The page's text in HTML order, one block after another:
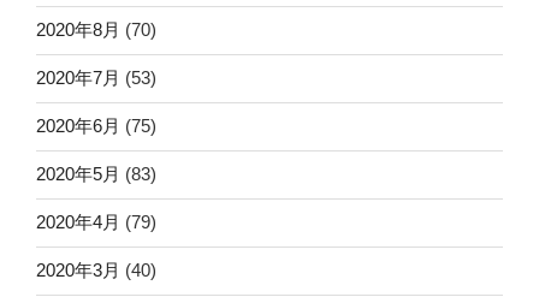
2020年8月 (70)
2020年7月 (53)
2020年6月 (75)
2020年5月 (83)
2020年4月 (79)
2020年3月 (40)